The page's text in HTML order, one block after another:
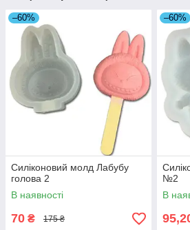
–60%
Силіконовий молд Лабубу
голова 2
В наявності
70 ₴ 175 ₴
–60%
№2
В